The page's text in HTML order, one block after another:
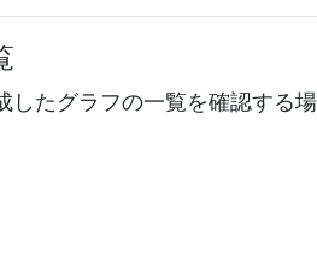
したグラフの一覧を確認する